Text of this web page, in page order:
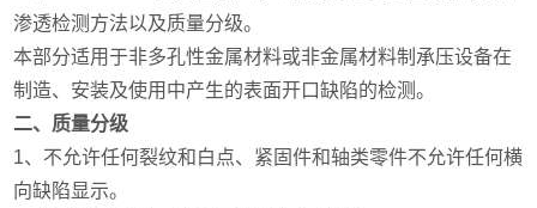
渗透检测方法以及质量分级。
本部分适用于非多孔性金属材料或非金属材料制承压设备在
制造、安装及使用中产生的表面开口缺陷的检测。
二、质量分级
1、不允许任何裂纹和白点、紧固件和轴类零件不允许任何横
向缺陷显示。